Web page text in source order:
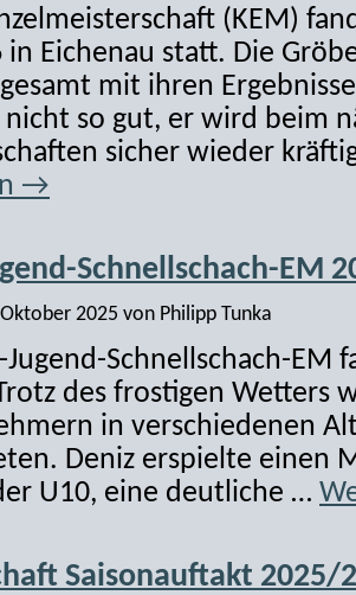
(KEM)
in Eichenau statt. Die
mit ihren
so gut, er wird beim
sicher wieder
→
Schnellschach-EM
2025 von Philipp Tunka
Jugend-Schnellschach-EM
des frostigen Wetters
in verschiedenen
Deniz erspielte einen
U10, eine deutliche …
Saisonauftakt 2025/